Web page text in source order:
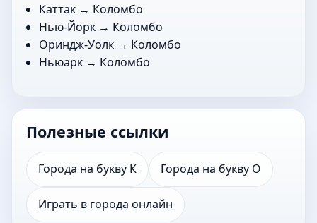
Каттак → Коломбо
Нью-Йорк → Коломбо
Ориндж-Уолк → Коломбо
Ньюарк → Коломбо
Полезные ссылки
Города на букву К Города на букву О
Играть в города онлайн